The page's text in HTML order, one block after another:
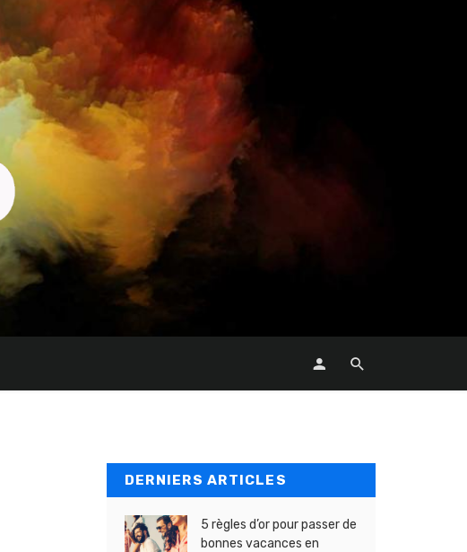
DERNIERS ARTICLES
5 règles d’or pour passer de
bonnes vacances en